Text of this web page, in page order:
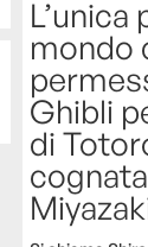
L’unica
mondo
Ghibli
di